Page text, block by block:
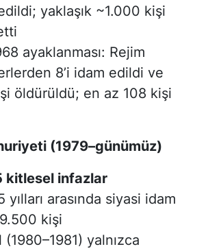
yaklaşık ~1.000 kişi
ayaklanması: Rejim
8’i idam edildi ve
öldürüldü; en az 108 kişi
(1979–günümüz)
kitlesel infazlar
arasında siyasi idam
kişi
yalnızca